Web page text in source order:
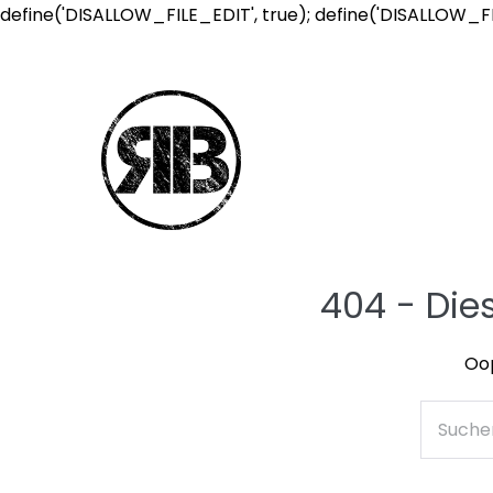
define('DISALLOW_FILE_EDIT', true);
404 -
nach: